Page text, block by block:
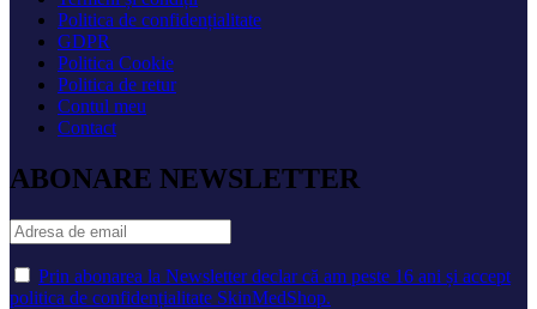
Politica de confidențialitate
GDPR
Politica Cookie
Politica de retur
Contul meu
Contact
ABONARE NEWSLETTER
Prin abonarea la Newsletter declar că am peste 16 ani și accept
politica de confidențialitate SkinMedShop.